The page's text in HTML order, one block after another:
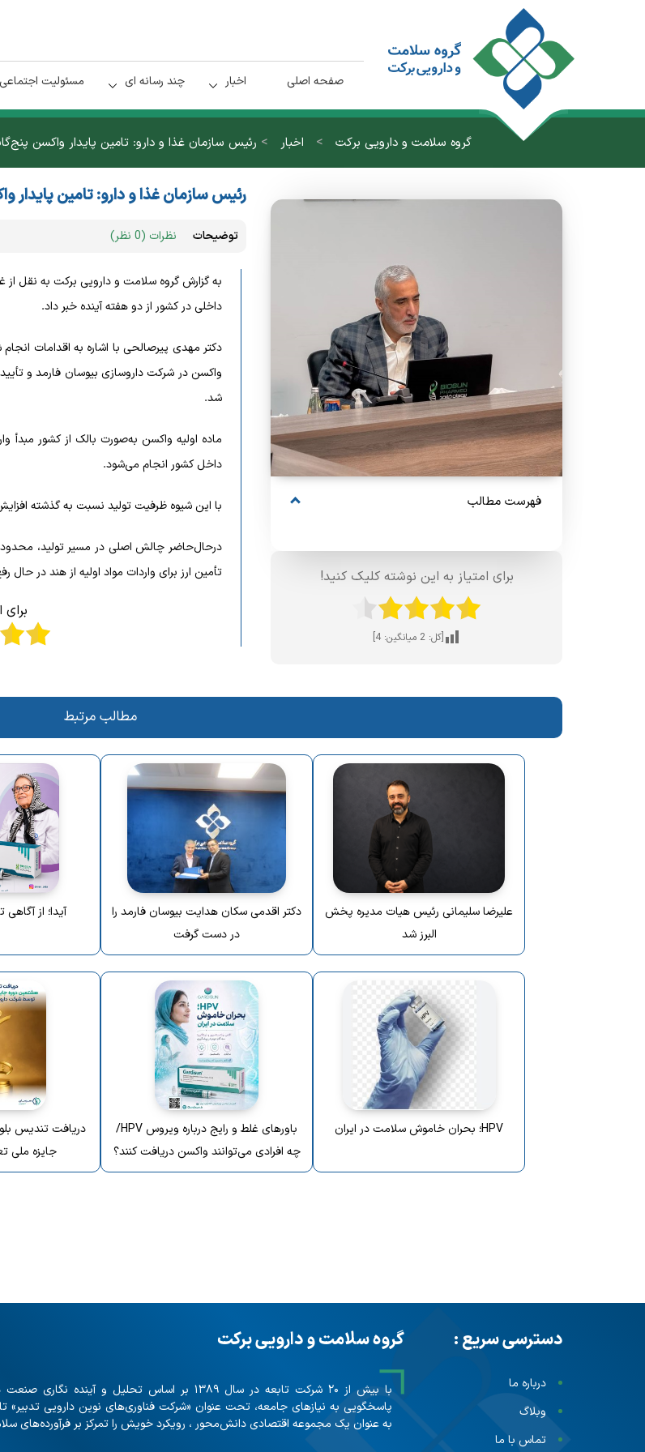
صفحه اصلی اخبار چند رسانه ای مسئولیت اجتماعی
گروه سلامت و دارویی برکت > اخبار > رئیس سازمان غذا و دارو: تامین پایدار واکسن
فهرست مطالب
برای امتیاز به این نوشته کلیک کنید!
[کل: 2 میانگین: 4
]
رئیس سازمان غذا و دارو: تامین
توضیحات نظرات (0 نظر)
به گزارش گروه سلامت و دارویی برکت به نقل از
داخلی در کشور از دو هفته آینده خبر داد.
دکتر مهدی پیرصالحی با اشاره به اقدامات
شد.
ماده اولیه واکسن به‌صورت بالک از کشور
داخل کشور انجام می‌شود.
با این شیوه ظرفیت تولید نسبت به گذشته
درحال‌حاضر چالش اصلی در مسیر تولید،
تأمین ارز برای واردات مواد اولیه از هند در
مطالب مرتبط
علیرضا سلیمانی رئیس هیات مدیره پخش
البرز شد
دکتر اقدمی سکان هدایت بیوسان فارمد را
در دست گرفت
آیدا؛ از
HPV؛ بحران خاموش سلامت در ایران
باورهای غلط و رایج درباره ویروس HPV/
چه افرادی می‌توانند واکسن دریافت کنند؟
دریافت تندیس
جایزه ملی
دسترسی سریع :
درباره ما
وبلاگ
تماس با ما
گروه سلامت و دارویی برکت
با بیش از ۲۰ شرکت تابعه در سال ۱۳۸۹ بر اساس تحلیل و
پاسخگویی به نیازهای جامعه، تحت عنوان «شرکت فناوری‌های نوین دارویی
به عنوان یک مجموعه اقتصادی دانش‌محور ، رویکرد خویش را تمرکز بر فرآورده‌های